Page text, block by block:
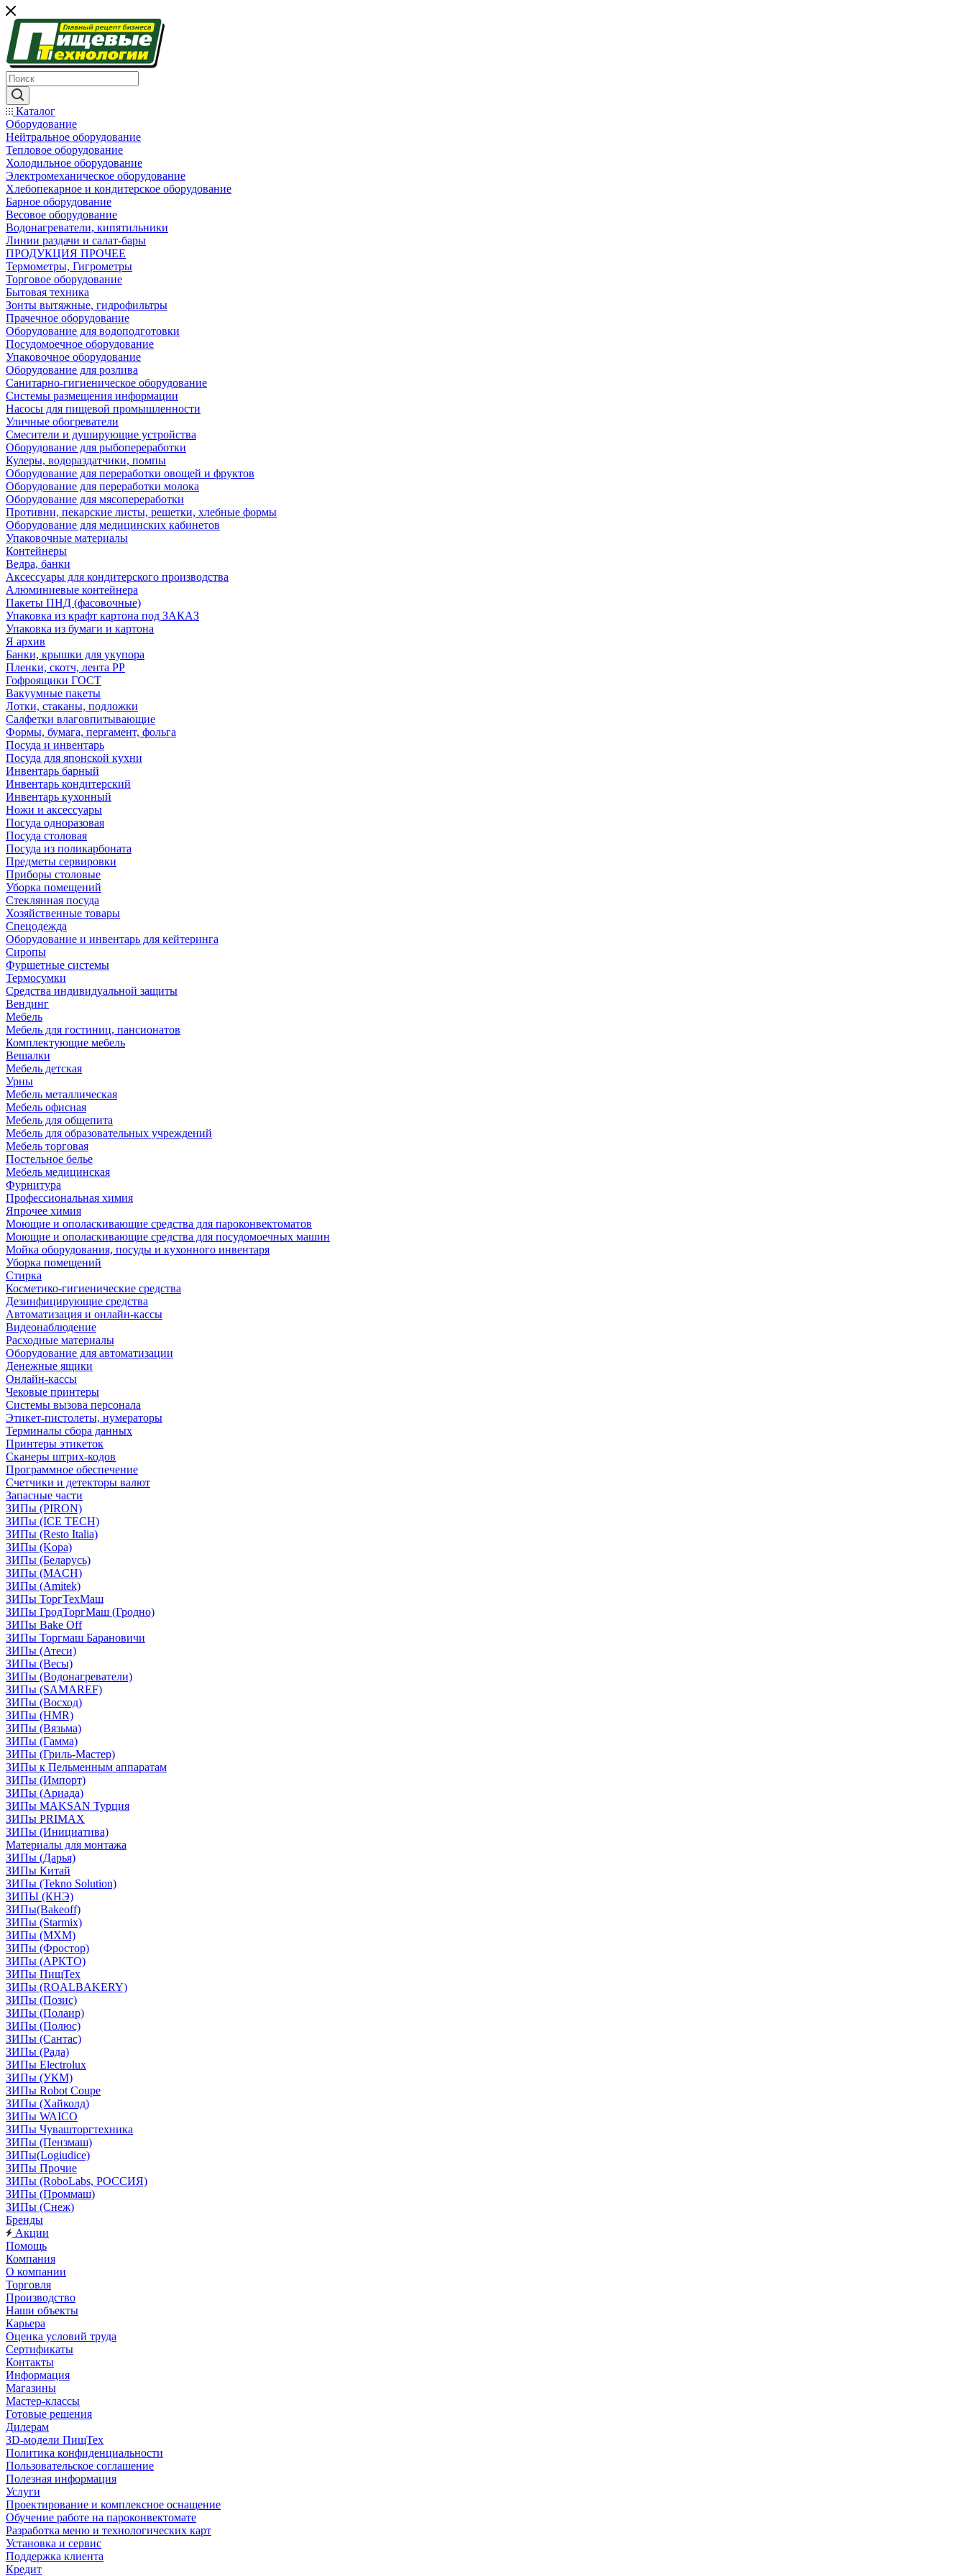
Каталог
Оборудование
Нейтральное оборудование
Тепловое оборудование
Холодильное оборудование
Электромеханическое оборудование
Хлебопекарное и кондитерское оборудование
Барное оборудование
Весовое оборудование
Водонагреватели, кипятильники
Линии раздачи и салат-бары
ПРОДУКЦИЯ ПРОЧЕЕ
Термометры, Гигрометры
Торговое оборудование
Бытовая техника
Зонты вытяжные, гидрофильтры
Прачечное оборудование
Оборудование для водоподготовки
Посудомоечное оборудование
Упаковочное оборудование
Оборудование для розлива
Санитарно-гигиеническое оборудование
Системы размещения информации
Насосы для пищевой промышленности
Уличные обогреватели
Смесители и душирующие устройства
Оборудование для рыбопереработки
Кулеры, водораздатчики, помпы
Оборудование для переработки овощей и фруктов
Оборудование для переработки молока
Оборудование для мясопереработки
Противни, пекарские листы, решетки, хлебные формы
Оборудование для медицинских кабинетов
Упаковочные материалы
Контейнеры
Ведра, банки
Аксессуары для кондитерского производства
Алюминиевые контейнера
Пакеты ПНД (фасовочные)
Упаковка из крафт картона под ЗАКАЗ
Упаковка из бумаги и картона
Я архив
Банки, крышки для укупора
Пленки, скотч, лента РР
Гофроящики ГОСТ
Вакуумные пакеты
Лотки, стаканы, подложки
Салфетки влаговпитывающие
Формы, бумага, пергамент, фольга
Посуда и инвентарь
Посуда для японской кухни
Инвентарь барный
Инвентарь кондитерский
Инвентарь кухонный
Ножи и аксессуары
Посуда одноразовая
Посуда столовая
Посуда из поликарбоната
Предметы сервировки
Приборы столовые
Уборка помещений
Стеклянная посуда
Хозяйственные товары
Спецодежда
Оборудование и инвентарь для кейтеринга
Сиропы
Фуршетные системы
Термосумки
Средства индивидуальной защиты
Вендинг
Мебель
Мебель для гостиниц, пансионатов
Комплектующие мебель
Вешалки
Мебель детская
Урны
Мебель металлическая
Мебель офисная
Мебель для общепита
Мебель для образовательных учреждений
Мебель торговая
Постельное белье
Мебель медицинская
Фурнитура
Профессиональная химия
Япрочее химия
Моющие и ополаскивающие средства для пароконвектоматов
Моющие и ополаскивающие средства для посудомоечных машин
Мойка оборудования, посуды и кухонного инвентаря
Уборка помещений
Стирка
Косметико-гигиенические средства
Дезинфицирующие средства
Автоматизация и онлайн-кассы
Видеонаблюдение
Расходные материалы
Оборудование для автоматизации
Денежные ящики
Онлайн-кассы
Чековые принтеры
Системы вызова персонала
Этикет-пистолеты, нумераторы
Терминалы сбора данных
Принтеры этикеток
Сканеры штрих-кодов
Программное обеспечение
Счетчики и детекторы валют
Запасные части
ЗИПы (PIRON)
ЗИПы (ICE TECH)
ЗИПы (Resto Italia)
ЗИПы (Kopa)
ЗИПы (Беларусь)
ЗИПы (MACH)
ЗИПы (Amitek)
ЗИПы ТоргТехМаш
ЗИПы ГродТоргМаш (Гродно)
ЗИПы Bake Off
ЗИПы Торгмаш Барановичи
ЗИПы (Атеси)
ЗИПы (Весы)
ЗИПы (Водонагреватели)
ЗИПы (SAMAREF)
ЗИПы (Восход)
ЗИПы (HMR)
ЗИПы (Вязьма)
ЗИПы (Гамма)
ЗИПы (Гриль-Мастер)
ЗИПы к Пельменным аппаратам
ЗИПы (Импорт)
ЗИПы (Ариада)
ЗИПы MAKSAN Турция
ЗИПы PRIMAX
ЗИПы (Инициатива)
Материалы для монтажа
ЗИПы (Дарья)
ЗИПы Китай
ЗИПы (Tekno Solution)
ЗИПЫ (КНЭ)
ЗИПы(Bakeoff)
ЗИПы (Starmix)
ЗИПы (МХМ)
ЗИПы (Фростор)
ЗИПы (АРКТО)
ЗИПы ПищТех
ЗИПы (ROALBAKERY)
ЗИПы (Позис)
ЗИПы (Полаир)
ЗИПы (Полюс)
ЗИПы (Сантас)
ЗИПы (Рада)
ЗИПы Electrolux
ЗИПы (УКМ)
ЗИПы Robot Coupe
ЗИПы (Хайколд)
ЗИПы WAICO
ЗИПы Чувашторгтехника
ЗИПы (Пензмаш)
ЗИПы(Logiudice)
ЗИПы Прочие
ЗИПы (RoboLabs, РОССИЯ)
ЗИПы (Проммаш)
ЗИПы (Снеж)
Бренды
Акции
Помощь
Компания
О компании
Торговля
Производство
Наши объекты
Карьера
Оценка условий труда
Сертификаты
Контакты
Информация
Магазины
Мастер-классы
Готовые решения
Дилерам
3D-модели ПищТех
Политика конфиденциальности
Пользовательское соглашение
Полезная информация
Услуги
Проектирование и комплексное оснащение
Обучение работе на пароконвектомате
Разработка меню и технологических карт
Установка и сервис
Поддержка клиента
Кредит